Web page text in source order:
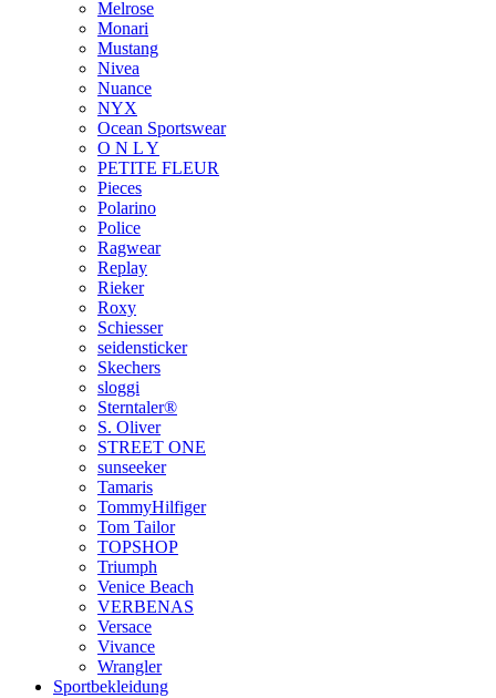
Melrose
Monari
Mustang
Nivea
Nuance
NYX
Ocean Sportswear
O N L Y
PETITE FLEUR
Pieces
Polarino
Police
Ragwear
Replay
Rieker
Roxy
Schiesser
seidensticker
Skechers
sloggi
Sterntaler®
S. Oliver
STREET ONE
sunseeker
Tamaris
TommyHilfiger
Tom Tailor
TOPSHOP
Triumph
Venice Beach
VERBENAS
Versace
Vivance
Wrangler
Sportbekleidung